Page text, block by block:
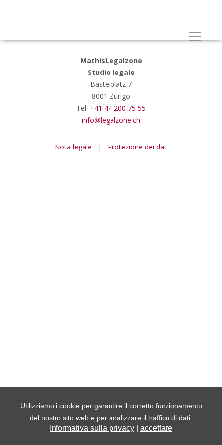
MathisLegalzone
Studio legale
Basteiplatz 7
8001 Zurigo
Tel. +41 44 200 75 55
info@legalzone.ch
Nota legale | Protezione dei dati
Utilizziamo i cookie per garantire il corretto funzionamento
del nostro sito web e per analizzare il traffico di dati.
Informativa sulla privacy accettare